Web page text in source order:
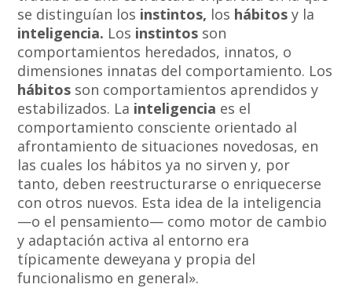
se distinguían los instintos, los hábitos y la
inteligencia. Los instintos son
comportamientos heredados, innatos, o
dimensiones innatas del comportamiento. Los
hábitos son comportamientos aprendidos y
estabilizados. La inteligencia es el
comportamiento consciente orientado al
afrontamiento de situaciones novedosas, en
las cuales los hábitos ya no sirven y, por
tanto, deben reestructurarse o enriquecerse
con otros nuevos. Esta idea de la inteligencia
—o el pensamiento— como motor de cambio
y adaptación activa al entorno era
típicamente deweyana y propia del
funcionalismo en general».